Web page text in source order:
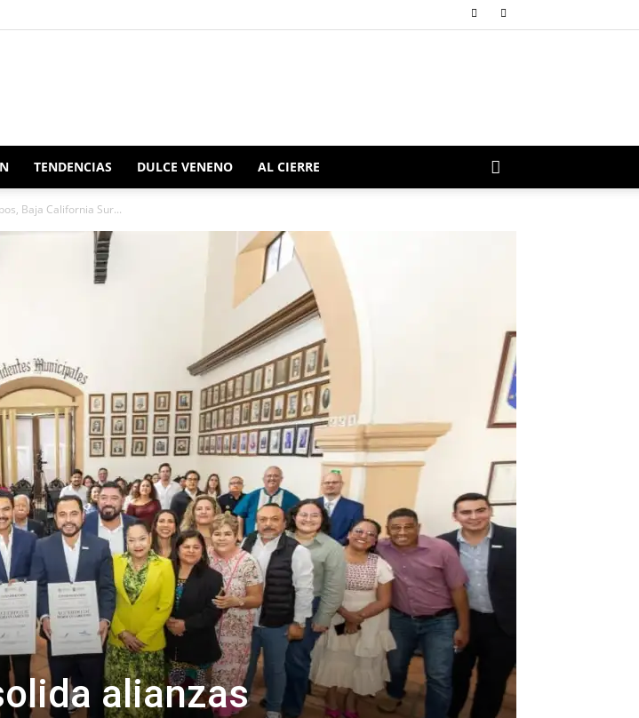
Redacción
TENDENCIAS DULCE VENENO AL CIERRE
Baja California Sur...
alianzas